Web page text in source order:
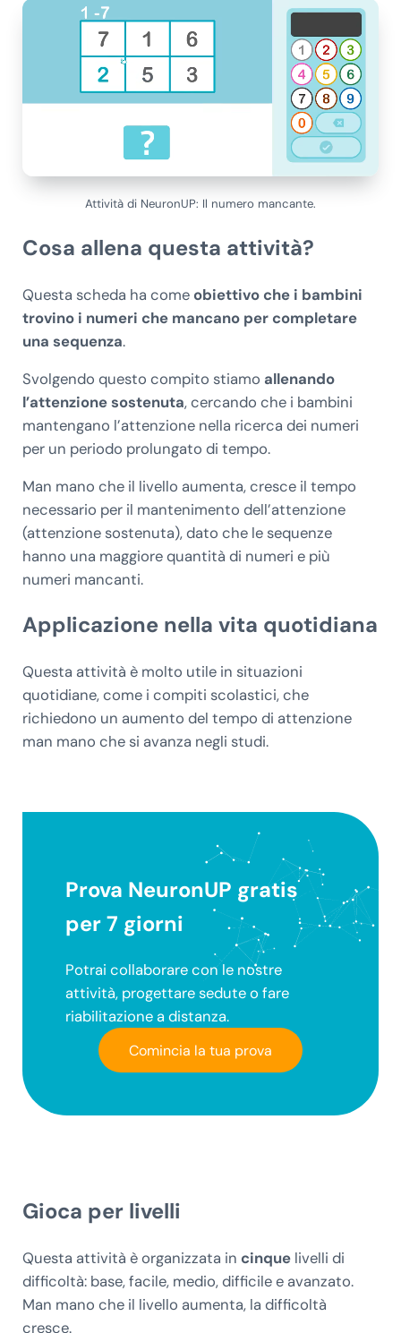
Attività di NeuronUP: Il numero mancante.
Cosa allena questa attività?
Questa scheda ha come obiettivo che i bambini
trovino i numeri che mancano per completare
una sequenza.
Svolgendo questo compito stiamo allenando
l’attenzione sostenuta, cercando che i bambini
mantengano l’attenzione nella ricerca dei numeri
per un periodo prolungato di tempo.
Man mano che il livello aumenta, cresce il tempo
necessario per il mantenimento dell’attenzione
(attenzione sostenuta), dato che le sequenze
hanno una maggiore quantità di numeri e più
numeri mancanti.
Applicazione nella vita quotidiana
Questa attività è molto utile in situazioni
quotidiane, come i compiti scolastici, che
richiedono un aumento del tempo di attenzione
man mano che si avanza negli studi.
Prova NeuronUP gratis
per 7 giorni
Potrai collaborare con le nostre
attività, progettare sedute o fare
riabilitazione a distanza.
Comincia la tua prova
Gioca per livelli
Questa attività è organizzata in cinque livelli di
difficoltà: base, facile, medio, difficile e avanzato.
Man mano che il livello aumenta, la difficoltà
cresce.